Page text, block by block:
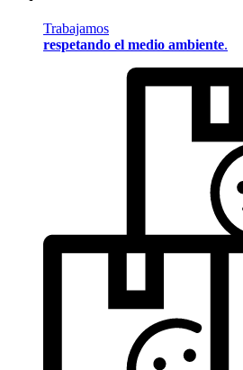
Trabajamos
respetando el medio ambiente.